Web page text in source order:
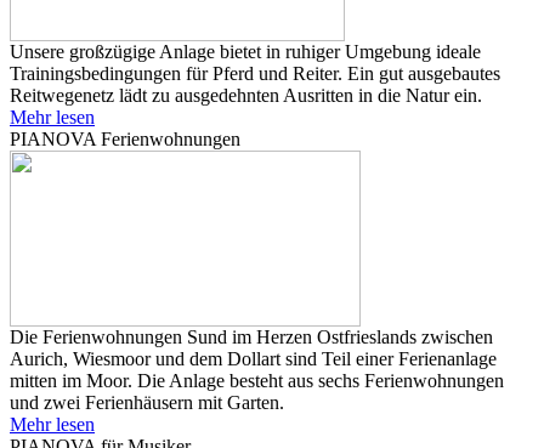
Unsere großzügige Anlage bietet in ruhiger Umgebung ideale
Trainingsbedingungen für Pferd und Reiter. Ein gut ausgebautes
Reitwegenetz lädt zu ausgedehnten Ausritten in die Natur ein.
Mehr lesen
PIANOVA Ferienwohnungen
Die Ferienwohnungen Sund im Herzen Ostfrieslands zwischen
Aurich, Wiesmoor und dem Dollart sind Teil einer Ferienanlage
mitten im Moor. Die Anlage besteht aus sechs Ferienwohnungen
und zwei Ferienhäusern mit Garten.
Mehr lesen